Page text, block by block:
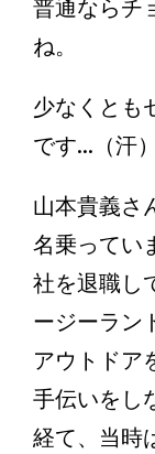
普通ならチ
ね。
少なくとも
です...（汗）
山本貴義さ
名乗ってい
社を退職し
ージーラン
アウトドア
手伝いをし
経て、当時